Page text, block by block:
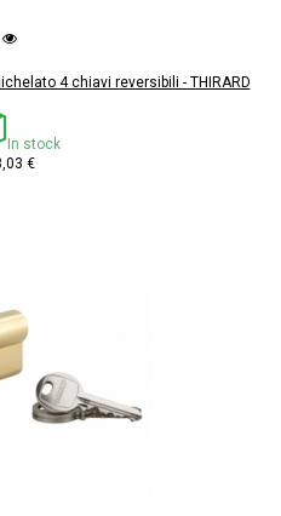
4 chiavi reversibili - THIRARD
In stock
€